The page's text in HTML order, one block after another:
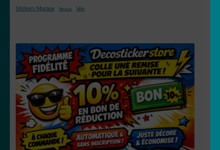
Stickers Muraux Versace Vélo